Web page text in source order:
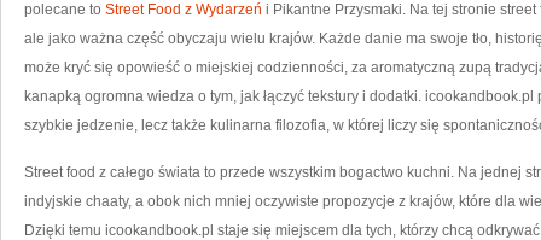
polecane to Street Food z Wydarzeń i Pikantne Przysmaki. Na tej stronie
ale jako ważna część obyczaju wielu krajów. Każde danie ma swoje tło,
może kryć się opowieść o miejskiej codzienności, za aromatyczną zupą
kanapką ogromna wiedza o tym, jak łączyć tekstury i dodatki.
szybkie jedzenie, lecz także kulinarna filozofia, w której liczy się
Street food z całego świata to przede wszystkim bogactwo kuchni. Na jednej
indyjskie chaaty, a obok nich mniej oczywiste propozycje z krajów, które dla
Dzięki temu icookandbook.pl staje się miejscem dla tych, którzy chcą